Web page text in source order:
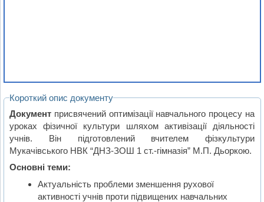
Короткий опис документу
Документ присвячений оптимізації навчального процесу на
уроках фізичної культури шляхом активізації діяльності
учнів. Він підготовлений вчителем фізкультури
Мукачівського НВК “ДНЗ-ЗОШ 1 ст.-гімназія” М.П. Дьоркою.
Основні теми:
Актуальність проблеми зменшення рухової
активності учнів проти підвищених навчальних